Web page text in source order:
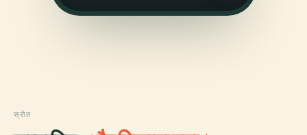
स्रोत